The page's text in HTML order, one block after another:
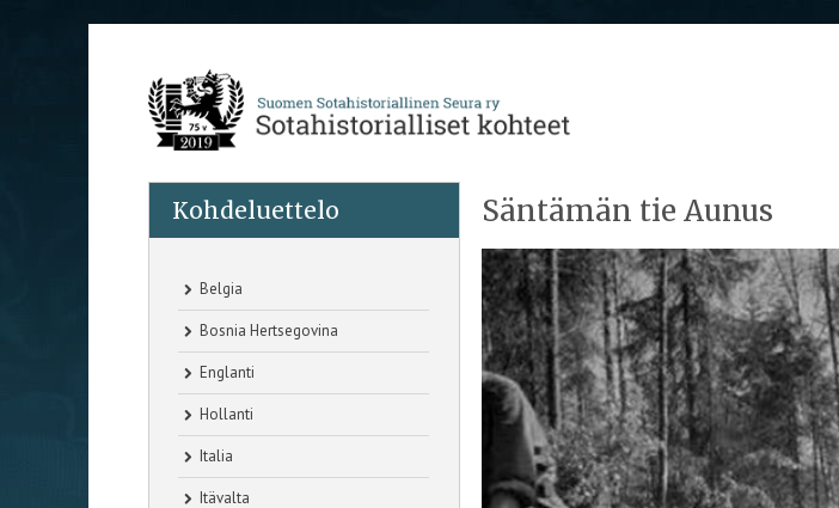
Kohdeluettelo
Belgia
Bosnia Hertsegovina
Englanti
Hollanti
Italia
Itävalta
Säntämän tie Aunus